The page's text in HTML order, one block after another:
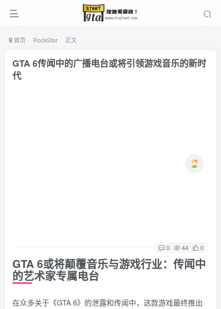
首页 RockStar 正文
GTA 6传闻中的广播电台或将引领游戏音乐的新时
代
0 44 0
GTA 6或将颠覆音乐与游戏行业：传闻中
的艺术家专属电台
在众多关于《GTA 6》的泄露和传闻中，这款游戏最终推出